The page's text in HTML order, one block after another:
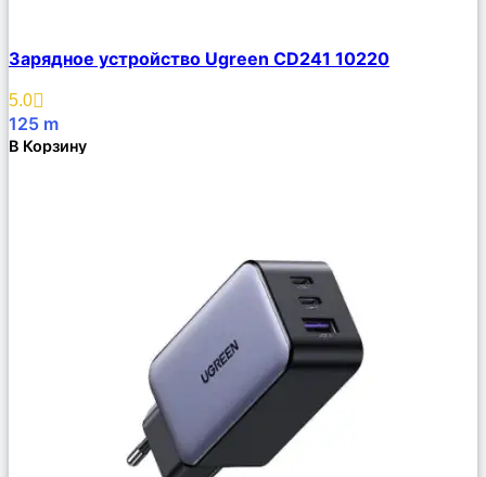
Описание
Избранное
Зарядное устройство Ugreen CD241 10220
5.0
125 m
В Корзину